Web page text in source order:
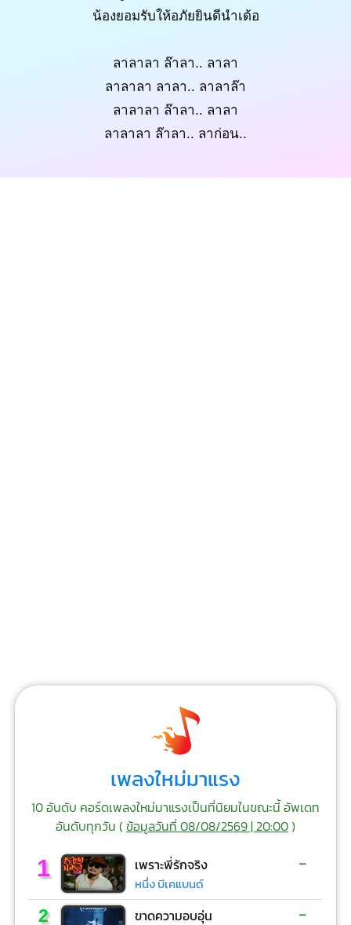
น้องยอมรับให้อภัยยินดีนำเด้อ
ลาลาลา ล๊าลา.. ลาลา
ลาลาลา ลาลา.. ลาลาล๊า
ลาลาลา ล๊าลา.. ลาลา
ลาลาลา ล๊าลา.. ลาก่อน..
เพลงใหม่มาแรง
10 อันดับ คอร์ดเพลงใหม่มาแรงเป็นที่นิยมในขณะนี้ อัพเดท
อันดับทุกวัน (ข้อมูลวันที่ 08/08/2569 | 20:00)
1 เพราะพี่รักจริง
หนึ่ง บีเคแบนด์
-
2 ขาดความอบอุ่น -